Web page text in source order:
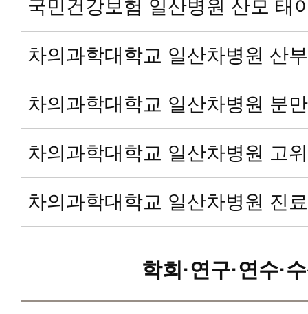
국민건강보험 일산병원 산모 태
차의과학대학교 일산차병원 산
차의과학대학교 일산차병원 분
차의과학대학교 일산차병원 고
차의과학대학교 일산차병원 진
학회·연구·연수·